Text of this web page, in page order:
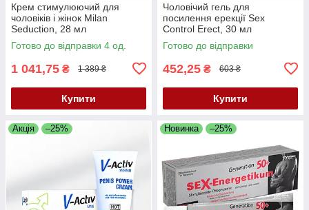
Крем стимулюючий для
чоловіків і жінок Milan
Seduction, 28 мл
Готово до відправки 4 од.
1 041,75 ₴ 1 389 ₴
Купити
Чоловічий гель для
посилення ерекції Sex
Control Erect, 30 мл
Готово до відправки
452,25 ₴ 603 ₴
Купити
Акція –25% Новинка –25%